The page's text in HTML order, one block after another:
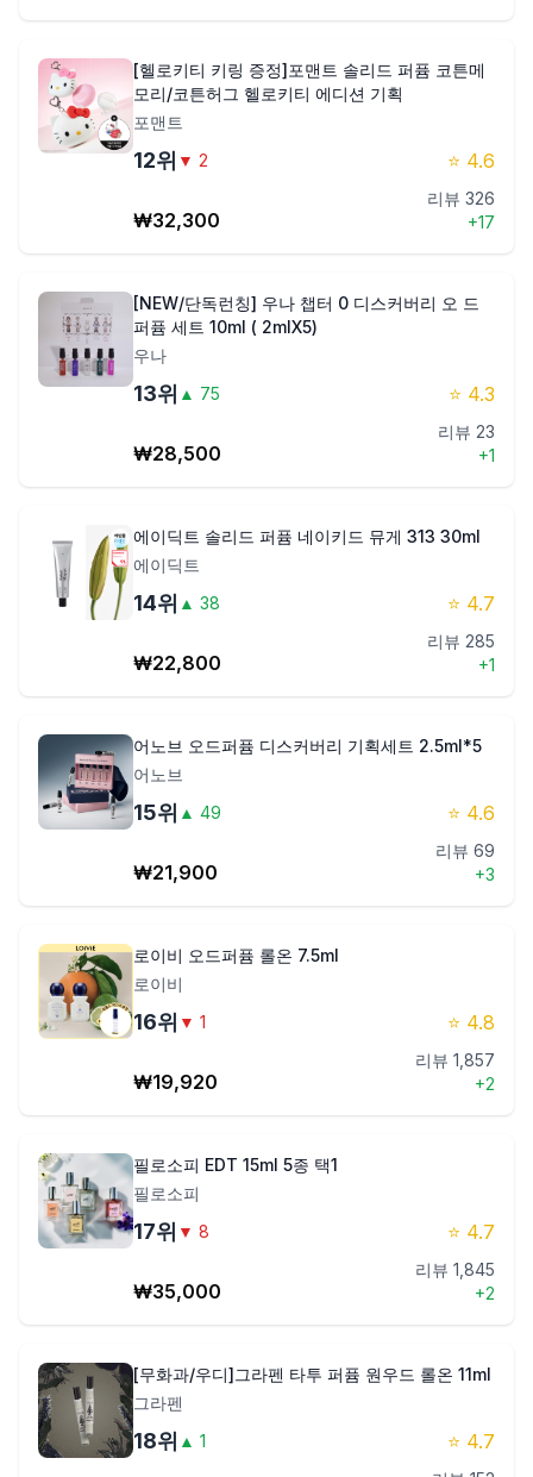
[헬로키티 키링 증정]포맨트 솔리드 퍼퓸 코튼메
모리/코튼허그 헬로키티 에디션 기획
포맨트
12위 ▼ 2 ⭐ 4.6
₩32,300
리뷰 326
+17
[NEW/단독런칭] 우나 챕터 0 디스커버리 오 드
퍼퓸 세트 10ml ( 2mlX5)
우나
13위 ▲ 75 ⭐ 4.3
₩28,500
리뷰 23
+1
에이딕트 솔리드 퍼퓸 네이키드 뮤게 313 30ml
에이딕트
14위 ▲ 38 ⭐ 4.7
₩22,800
리뷰 285
+1
어노브 오드퍼퓸 디스커버리 기획세트 2.5ml*5
어노브
15위 ▲ 49 ⭐ 4.6
₩21,900
리뷰 69
+3
로이비 오드퍼퓸 롤온 7.5ml
로이비
16위 ▼ 1 ⭐ 4.8
₩19,920
리뷰 1,857
+2
필로소피 EDT 15ml 5종 택1
필로소피
17위 ▼ 8 ⭐ 4.7
₩35,000
리뷰 1,845
+2
[무화과/우디]그라펜 타투 퍼퓸 원우드 롤온 11ml
그라펜
18위 ▲ 1 ⭐ 4.7